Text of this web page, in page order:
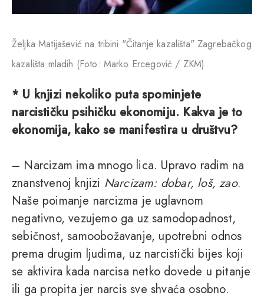
Željka Matijašević na tribini "Čitanje kazališta" Zagrebačkog
kazališta mladih (Foto: Marko Ercegović / ZKM)
* U knjizi nekoliko puta spominjete
narcističku psihičku ekonomiju. Kakva je to
ekonomija, kako se manifestira u društvu?
– Narcizam ima mnogo lica. Upravo radim na
znanstvenoj knjizi Narcizam: dobar, loš, zao.
Naše poimanje narcizma je uglavnom
negativno, vezujemo ga uz samodopadnost,
sebičnost, samoobožavanje, upotrebni odnos
prema drugim ljudima, uz narcistički bijes koji
se aktivira kada narcisa netko dovede u pitanje
ili ga propita jer narcis sve shvaća osobno.